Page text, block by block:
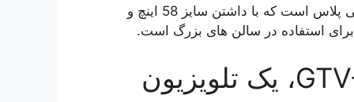
یک تلویزیون هوشمند با پشتیبانی از کیفیت ۴k از کمپانی جی پلاس است که با داشتن سایز 58 اینچ و
جی پلاس مدل GTV-58PU726S، یک تلویزیون